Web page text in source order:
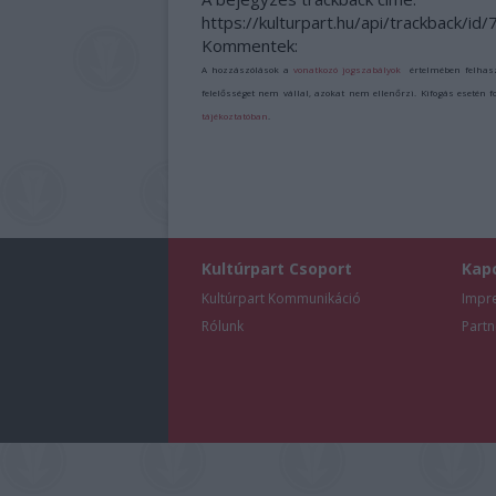
https://kulturpart.hu/api/trackback/id/
Kommentek:
A hozzászólások avonatkozó jogszabályok értelmében
felelősséget nem vállal, azokat nem ellenőrzi. Kifogás esetén
tájékoztatóban
Kultúrpart Csoport
Kultúrpart Kommunikáció
Rólunk